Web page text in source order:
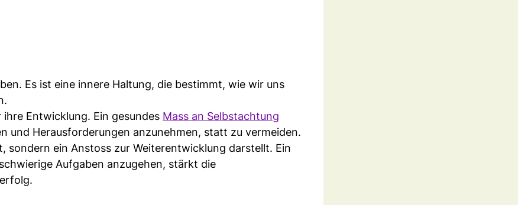
Es ist eine innere Haltung, die bestimmt, wie wir uns
Entwicklung. Ein gesundes Mass an Selbstachtung
und Herausforderungen anzunehmen, statt zu vermeiden.
sondern ein Anstoss zur Weiterentwicklung darstellt. Ein
Aufgaben anzugehen, stärkt die